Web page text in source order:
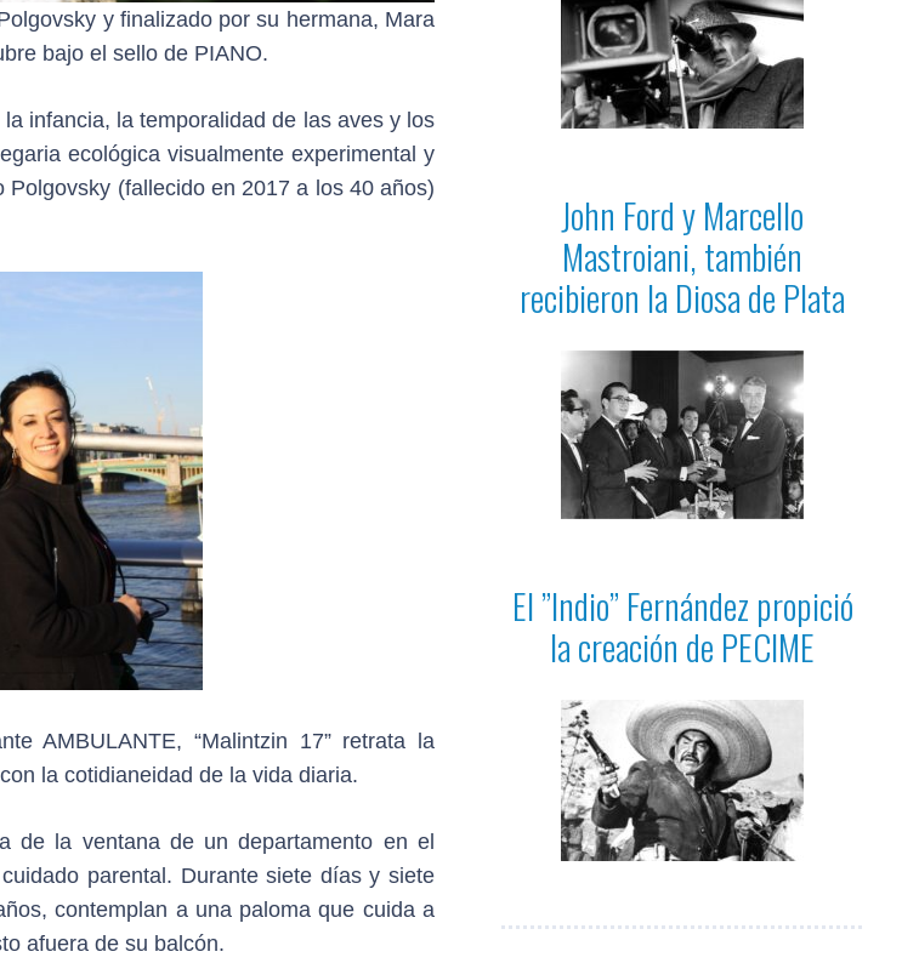
y finalizado por su hermana, Mara
bajo el sello de PIANO.
infancia, la temporalidad de las aves y los
ecológica visualmente experimental y
(fallecido en 2017 a los 40 años)
AMBULANTE, “Malintzin 17” retrata la
la cotidianeidad de la vida diaria.
de la ventana de un departamento en el
parental. Durante siete días y siete
contemplan a una paloma que cuida a
afuera de su balcón.
John Ford y Marcello
Mastroiani, también
recibieron la Diosa de Plata
El ”Indio” Fernández propició
la creación de PECIME